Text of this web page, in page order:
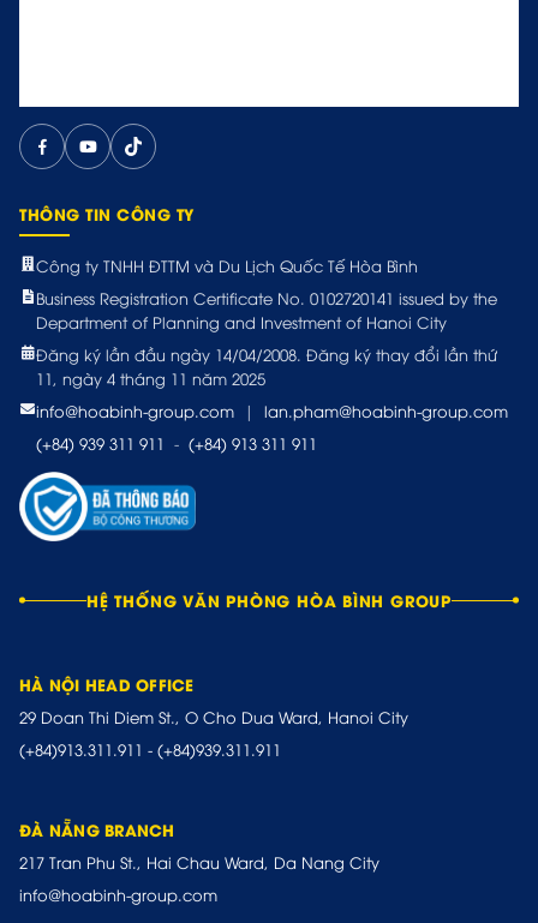
THÔNG TIN CÔNG TY
Công ty TNHH ĐTTM và Du Lịch Quốc Tế Hòa Bình
Business Registration Certificate No. 0102720141 issued by the
Department of Planning and Investment of Hanoi City
Đăng ký lần đầu ngày 14/04/2008. Đăng ký thay đổi lần thứ
11, ngày 4 tháng 11 năm 2025
info@hoabinh-group.com
|
lan.pham@hoabinh-group.com
(+84) 939 311 911 - (+84) 913 311 911
HỆ THỐNG VĂN PHÒNG HÒA BÌNH GROUP
HÀ NỘI HEAD OFFICE
29 Doan Thi Diem St., O Cho Dua Ward, Hanoi City
(+84)913.311.911 - (+84)939.311.911
ĐÀ NẴNG BRANCH
217 Tran Phu St., Hai Chau Ward, Da Nang City
info@hoabinh-group.com